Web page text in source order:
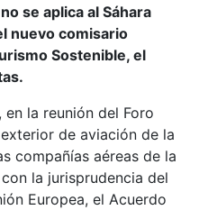
se aplica al Sáhara
nuevo comisario
Sostenible, el
la reunión del Foro
de aviación de la
compañías aéreas de la
la jurisprudencia del
Europea, el Acuerdo